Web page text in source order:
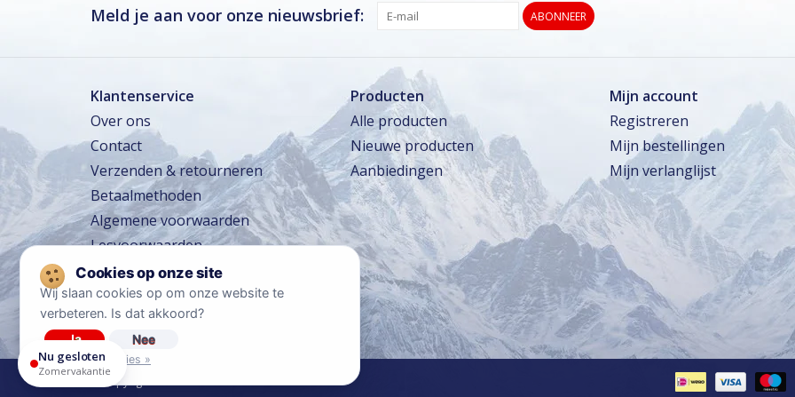
Meld je aan voor onze nieuwsbrief: ABONNEER
Klantenservice
Over ons
Contact
Verzenden & retourneren
Betaalmethoden
Algemene voorwaarden
Lesvoorwaarden
Reisvoorwaarden
Privacy policy
Disclaimer
Producten
Alle producten
Nieuwe producten
Aanbiedingen
Mijn account
Registreren
Mijn bestellingen
Mijn verlanglijst
© Copyright 2026 Skicentrum Heemskerk
Wij slaan cookies op om onze website te
verbeteren. Is dat akkoord?
Ja Nee
Meer over cookies »
Nu gesloten
Zomervakantie
Vrijdag · vandaag Gesloten
TOT 16 AUG Zomervakantie
Gesloten
13 SEP – 16 SEP Winkeltraining
Beperkt geopend
14 OKT – 17 OKT Lerarentraining
Beperkt geopend
24 DEC Kerstavond